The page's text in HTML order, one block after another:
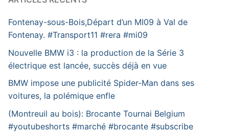
Fontenay-sous-Bois,Départ d’un MI09 à Val de
Fontenay. #Transport11 #rera #mi09
Nouvelle BMW i3 : la production de la Série 3
électrique est lancée, succès déjà en vue
BMW impose une publicité Spider-Man dans ses
voitures, la polémique enfle
(Montreuil au bois): Brocante Tournai Belgium
#youtubeshorts #marché #brocante #subscribe